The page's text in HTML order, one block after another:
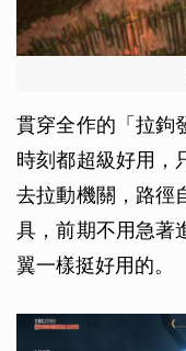
貫穿全作的「拉鉤
時刻都超級好用，
去拉動機關，路徑
具，前期不用急著
翼一樣挺好用的。